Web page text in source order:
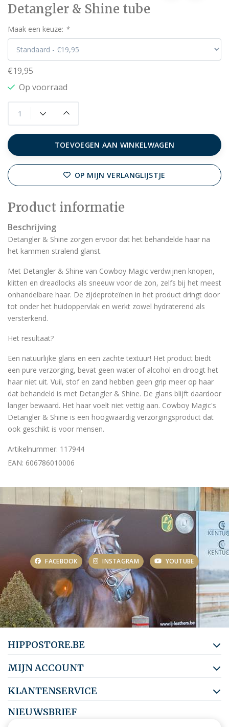
Detangler & Shine tube
Maak een keuze: *
€19,95
Op voorraad
TOEVOEGEN AAN WINKELWAGEN
OP MIJN VERLANGLIJSTJE
Product informatie
Beschrijving
Detangler & Shine zorgen ervoor dat het behandelde haar na
het kammen stralend glanst.
Met Detangler & Shine van Cowboy Magic verdwijnen knopen,
klitten en dreadlocks als sneeuw voor de zon, zelfs bij het meest
onhandelbare haar. De zijdeproteïnen in het product dringt door
tot onder het huidoppervlak en werkt zowel hydraterend als
versterkend.
Het resultaat?
Een natuurlijke glans en een zachte textuur! Het product biedt
een pure verzorging, bevat geen water of alcohol en droogt het
haar niet uit. Vuil, stof en zand hebben geen grip meer op haar
dat behandeld is met Detangler & Shine. De glans blijft daardoor
langer bewaard. Het haar voelt niet vettig aan. Cowboy Magic's
Detangler & Shine is een hoogwaardig verzorgingsproduct dat
ook geschikt is voor mensen.
Artikelnummer: 117944
EAN: 606786010006
FACEBOOK INSTAGRAM YOUTUBE
HIPPOSTORE.BE
MIJN ACCOUNT
KLANTENSERVICE
NIEUWSBRIEF